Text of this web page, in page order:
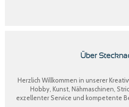
Über
Herzlich Willkommen in unserer
Hobby, Kunst, Nähmaschinen,
exzellenter Service und kompetente